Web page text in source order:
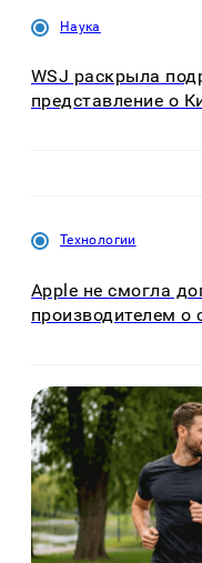
Наука
WSJ раскрыла
представление о
Технологии
Apple не смогла
производителем о